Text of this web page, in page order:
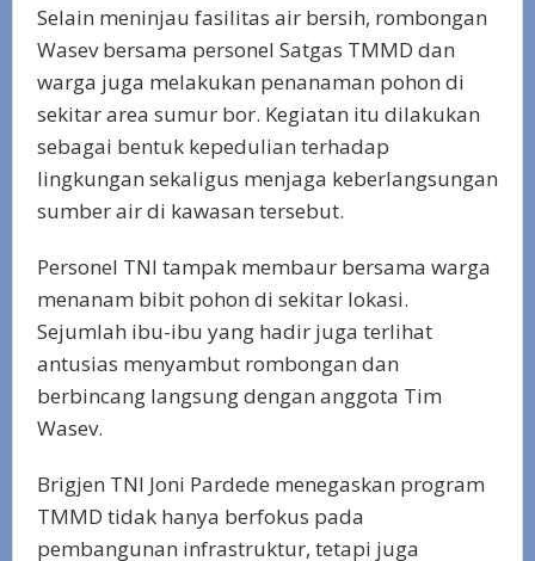
Selain meninjau fasilitas air bersih, rombongan
Wasev bersama personel Satgas TMMD dan
warga juga melakukan penanaman pohon di
sekitar area sumur bor. Kegiatan itu dilakukan
sebagai bentuk kepedulian terhadap
lingkungan sekaligus menjaga keberlangsungan
sumber air di kawasan tersebut.
Personel TNI tampak membaur bersama warga
menanam bibit pohon di sekitar lokasi.
Sejumlah ibu-ibu yang hadir juga terlihat
antusias menyambut rombongan dan
berbincang langsung dengan anggota Tim
Wasev.
Brigjen TNI Joni Pardede menegaskan program
TMMD tidak hanya berfokus pada
pembangunan infrastruktur, tetapi juga